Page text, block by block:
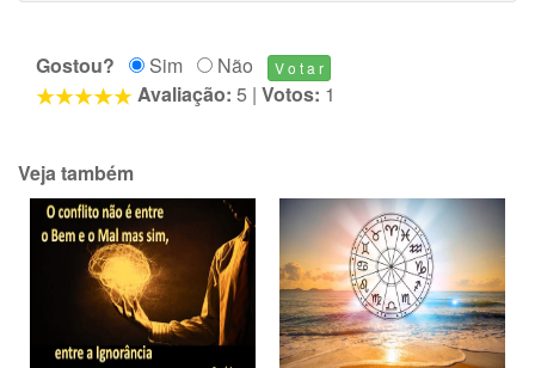
Gostou? Sim
Não
Avaliação: 5 | Votos: 1
Veja também